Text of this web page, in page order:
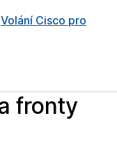
Volání Cisco pro
fronty